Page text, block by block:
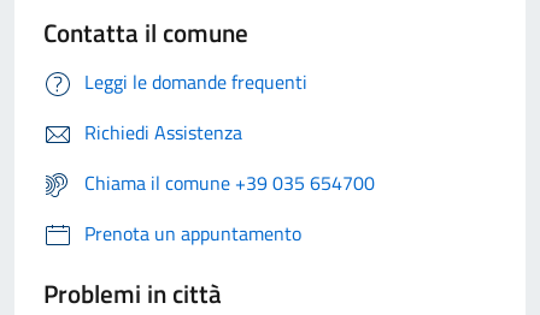
Contatta il comune
Leggi le domande frequenti
Richiedi Assistenza
Chiama il comune +39 035 654700
Prenota un appuntamento
Problemi in città